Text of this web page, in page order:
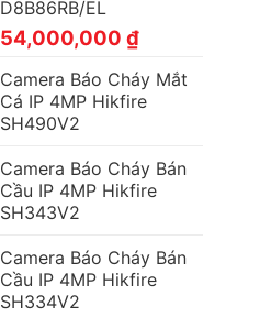
D8B86RB/EL
54,000,000 ₫
Camera Báo Cháy Mắt
Cá IP 4MP Hikfire
SH490V2
Camera Báo Cháy Bán
Cầu IP 4MP Hikfire
SH343V2
Camera Báo Cháy Bán
Cầu IP 4MP Hikfire
SH334V2